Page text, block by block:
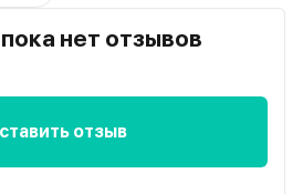
нет отзывов
отзыв